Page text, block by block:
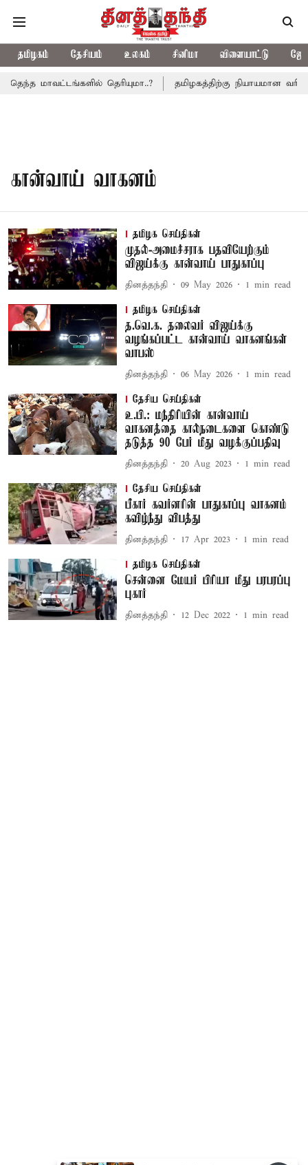
தமிழகம் தேசியம் உலகம் சினிமா விளையாட்டு
மாவட்டங்களில் தெரியுமா..? தமிழகத்திற்கு நியாயமான
கான்வாய் வாகனம்
தமிழக செய்திகள்
முதல்-அமைச்சராக பதவியேற்கும்
விஜய்க்கு கான்வாய் பாதுகாப்பு
தினத்தந்தி 09 May 2026 1 min read
தமிழக செய்திகள்
த.வெ.க. தலைவர் விஜய்க்கு
வழங்கப்பட்ட கான்வாய் வாகனங்கள்
வாபஸ்
தினத்தந்தி 06 May 2026 1 min read
தேசிய செய்திகள்
உ.பி.: மந்திரியின் கான்வாய்
வாகனத்தை கால்நடைகளை கொண்டு
தடுத்த 90 பேர் மீது வழக்குப்பதிவு
தினத்தந்தி 20 Aug 2023 1 min read
தேசிய செய்திகள்
பீகார் கவர்னரின் பாதுகாப்பு வாகனம்
கவிழ்ந்து விபத்து
தினத்தந்தி 17 Apr 2023 1 min read
தமிழக செய்திகள்
சென்னை மேயர் பிரியா மீது பரபரப்பு
புகார்
தினத்தந்தி 12 Dec 2022 1 min read